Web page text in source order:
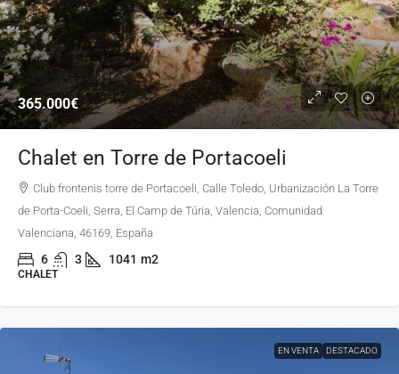
365.000€
Chalet en Torre de Portacoeli
Club frontenis torre de Portacoeli, Calle Toledo, Urbanización La Torre
de Porta-Coeli, Serra, El Camp de Túria, Valencia, Comunidad
Valenciana, 46169, España
6 3 1041 m2
CHALET
EN VENTA DESTACADO